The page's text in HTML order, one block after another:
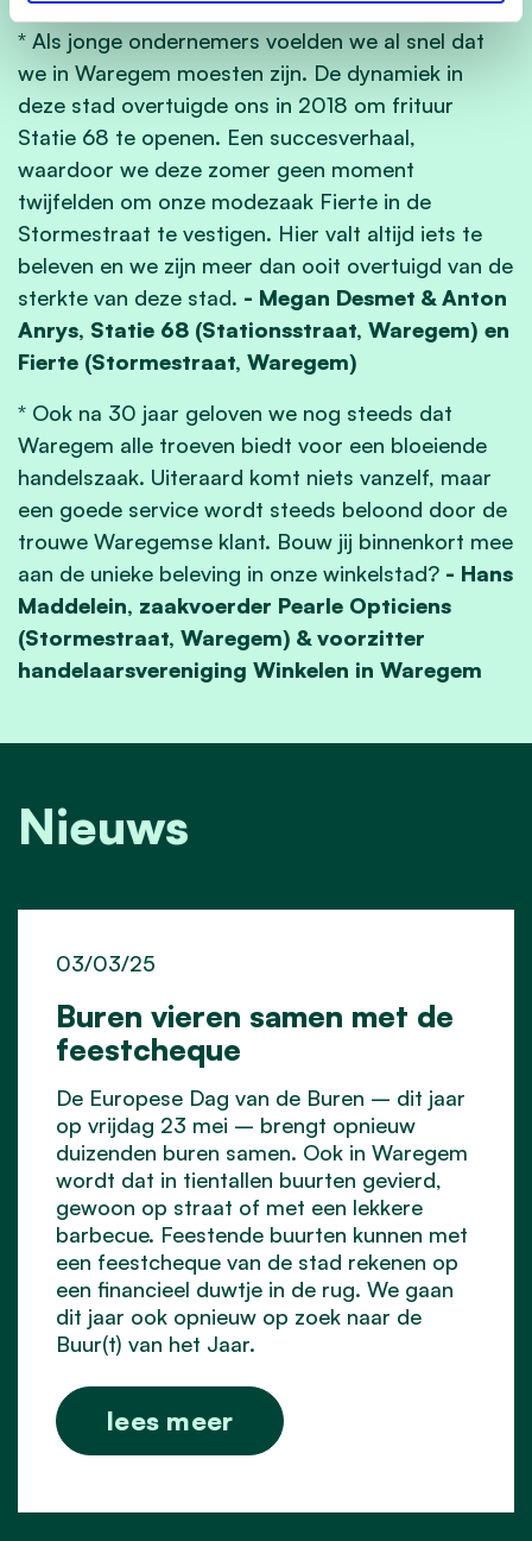
* Als jonge ondernemers voelden we al snel dat
we in Waregem moesten zijn. De dynamiek in
deze stad overtuigde ons in 2018 om frituur
Statie 68 te openen. Een succesverhaal,
waardoor we deze zomer geen moment
twijfelden om onze modezaak Fierte in de
Stormestraat te vestigen. Hier valt altijd iets te
beleven en we zijn meer dan ooit overtuigd van de
sterkte van deze stad. - Megan Desmet & Anton
Anrys, Statie 68 (Stationsstraat, Waregem) en
Fierte (Stormestraat, Waregem)
* Ook na 30 jaar geloven we nog steeds dat
Waregem alle troeven biedt voor een bloeiende
handelszaak. Uiteraard komt niets vanzelf, maar
een goede service wordt steeds beloond door de
trouwe Waregemse klant. Bouw jij binnenkort mee
aan de unieke beleving in onze winkelstad? - Hans
Maddelein, zaakvoerder Pearle Opticiens
(Stormestraat, Waregem) & voorzitter
handelaarsvereniging Winkelen in Waregem
Nieuws
Buren vieren samen met de
feestcheque
03/03/25
De Europese Dag van de Buren – dit jaar
op vrijdag 23 mei – brengt opnieuw
duizenden buren samen. Ook in Waregem
wordt dat in tientallen buurten gevierd,
gewoon op straat of met een lekkere
barbecue. Feestende buurten kunnen met
een feestcheque van de stad rekenen op
een financieel duwtje in de rug. We gaan
dit jaar ook opnieuw op zoek naar de
Buur(t) van het Jaar.
lees meer